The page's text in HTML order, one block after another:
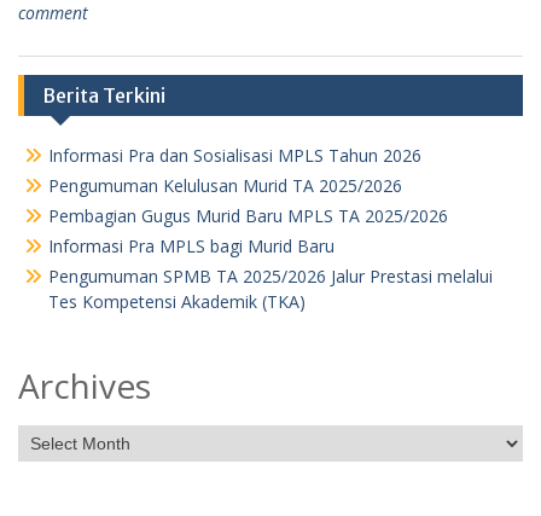
comment
Berita Terkini
Informasi Pra dan Sosialisasi MPLS Tahun 2026
Pengumuman Kelulusan Murid TA 2025/2026
Pembagian Gugus Murid Baru MPLS TA 2025/2026
Informasi Pra MPLS bagi Murid Baru
Pengumuman SPMB TA 2025/2026 Jalur Prestasi melalui
Tes Kompetensi Akademik (TKA)
Archives